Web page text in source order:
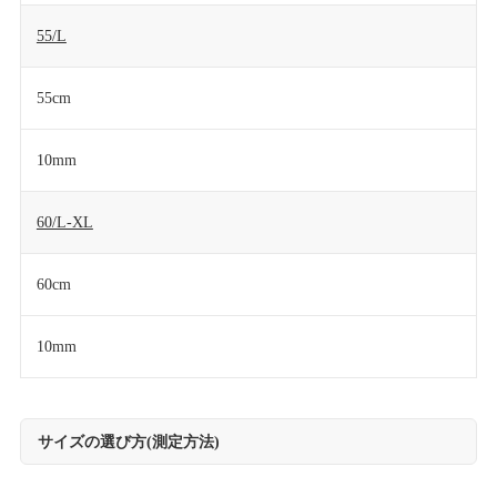
55/L
55cm
10mm
60/L-XL
60cm
10mm
サイズの選び方(測定方法)